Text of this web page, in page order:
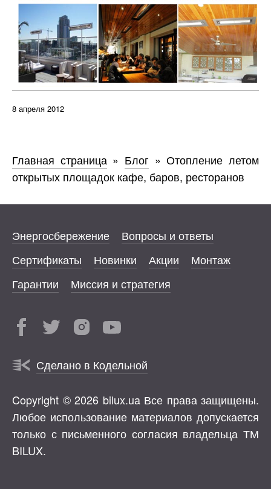
8 апреля 2012
Главная страница» Блог »Отопление летом
открытых площадок кафе, баров, ресторанов
Энергосбережение
Вопросы и ответы
Сертификаты
Новинки Акции
Монтаж
Гарантии
Миссия и стратегия
Сделано в Кодельной
Copyright © 2026 bilux.ua Все права защищены.
Любое использование материалов допускается
только с письменного согласия владельца ТМ
BILUX.